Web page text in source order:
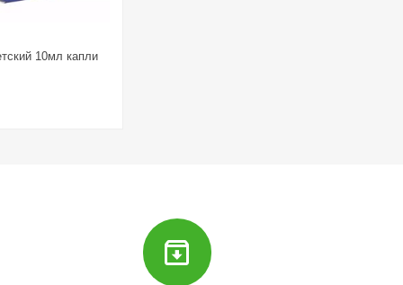
10мл капли